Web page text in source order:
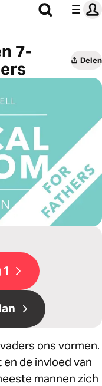
7-
Delen
ons vormen.
de invloed van
mannen zich